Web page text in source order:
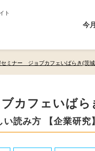
ト
今
セミナー ジョブカフェいばらき(茨
カフェいばら
読み方 【企業研究